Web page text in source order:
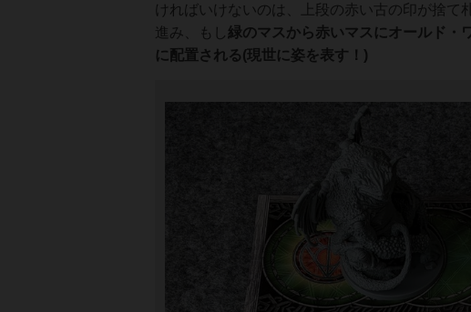
ければいけないのは、上段の赤い古の印が捨
進み、もし 緑のマスから赤いマスにオールド・
に配置される(現世に姿を表す！)